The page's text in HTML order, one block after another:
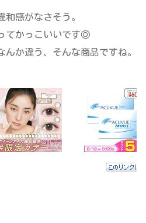
和感がなさそう。
てかっこいいです◎
か違う、そんな商品ですね。